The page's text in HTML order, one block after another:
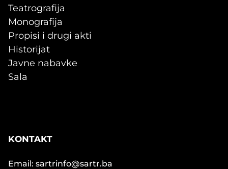
Teatrografija
Monografija
Propisi i drugi akti
Historijat
Javne nabavke
Sala
KONTAKT
Email: sartrinfo@sartr.ba